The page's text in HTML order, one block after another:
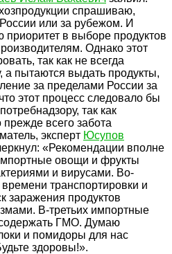
спрашиваю,
или за рубежом. И
приоритет в выборе продуктов
Однако этот
так как не всегда
а пытаются выдать продукты,
за пределами России за
этот процесс следовало бы
так как
всего забота
эксперт Юсупов
«Рекомендации вполне
овощи и фрукты
и вирусами. Во-
транспортировки и
заражения продуктов
В-третьих импортные
ГМО. Думаю
и помидоры для нас
здоровы!».